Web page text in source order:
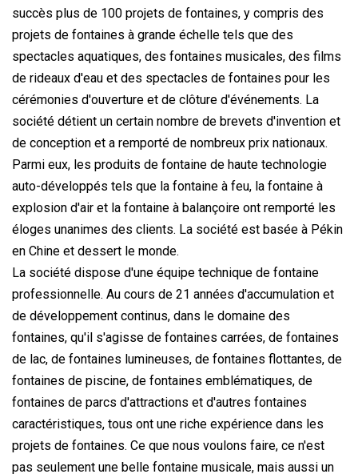
succès plus de 100 projets de fontaines, y compris des
projets de fontaines à grande échelle tels que des
spectacles aquatiques, des fontaines musicales, des films
de rideaux d'eau et des spectacles de fontaines pour les
cérémonies d'ouverture et de clôture d'événements. La
société détient un certain nombre de brevets d'invention et
de conception et a remporté de nombreux prix nationaux.
Parmi eux, les produits de fontaine de haute technologie
auto-développés tels que la fontaine à feu, la fontaine à
explosion d'air et la fontaine à balançoire ont remporté les
éloges unanimes des clients. La société est basée à Pékin
en Chine et dessert le monde.
La société dispose d'une équipe technique de fontaine
professionnelle. Au cours de 21 années d'accumulation et
de développement continus, dans le domaine des
fontaines, qu'il s'agisse de fontaines carrées, de fontaines
de lac, de fontaines lumineuses, de fontaines flottantes, de
fontaines de piscine, de fontaines emblématiques, de
fontaines de parcs d'attractions et d'autres fontaines
caractéristiques, tous ont une riche expérience dans les
projets de fontaines. Ce que nous voulons faire, ce n'est
pas seulement une belle fontaine musicale, mais aussi un